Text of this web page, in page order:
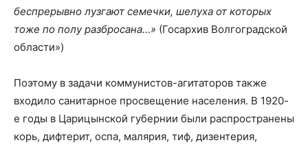
беспрерывно лузгают семечки, шелуха от которых
тоже по полу разбросана…» (Госархив Волгоградской
области»)
Поэтому в задачи коммунистов-агитаторов также
входило санитарное просвещение населения. В 1920-
е годы в Царицынской губернии были распространены
корь, дифтерит, оспа, малярия, тиф, дизентерия,